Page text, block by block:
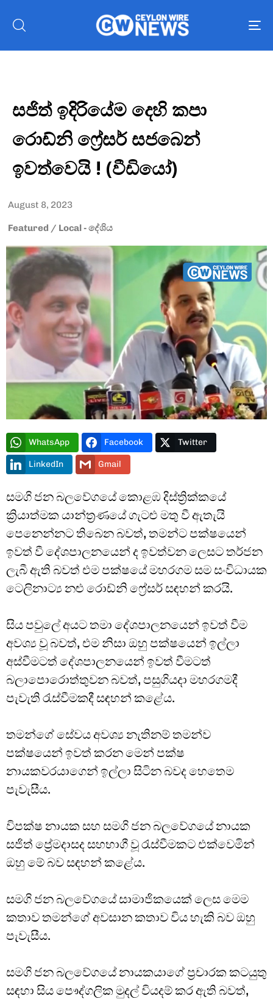
Type and hit enter
සජිත් ඉදිරියේම දෙහි කපා
රොඩ්නි ෆ්‍රේසර් සජබෙන්
ඉවත්වෙයි ! (වීඩියෝ)
August 8, 2023
Featured / Local - දේශිය
WhatsApp Facebook Twitter
LinkedIn Gmail
සමගි ජන බලවේගයේ කොළඹ දිස්ත්‍රික්කයේ
ක්‍රියාත්මක යාන්ත්‍රණයේ ගැටළු මතු වී ඇතැයි
පෙනෙන්නට තිබෙන බවත්, තමන්ට පක්ෂයෙන්
ඉවත් වී දේශපාලනයෙන් ද ඉවත්වන ලෙසට තර්ජන
ලැබී ඇති බවත් එම පක්ෂයේ මහරගම සම සංවිධායක
ටෙලිනාට්‍ය නළු රොඩ්නි ෆ්‍රේසර් සඳහන් කරයි.
සිය පවුලේ අයට තමා දේශපාලනයෙන් ඉවත් වීම
අවශ්‍ය වූ බවත්, එම නිසා ඔහු පක්ෂයෙන් ඉල්ලා
අස්වීමටත් දේශපාලනයෙන් ඉවත් වීමටත්
බලාපොරොත්තුවන බවත්, පසුගියදා මහරගමදී
පැවැති රැස්වීමකදී සඳහන් කළේය.
තමන්ගේ සේවය අවශ්‍ය නැතිනම් තමන්ව
පක්ෂයෙන් ඉවත් කරන මෙන් පක්ෂ
නායකවරයාගෙන් ඉල්ලා සිටින බවද හෙතෙම
පැවැසීය.
විපක්ෂ නායක සහ සමගි ජන බලවේගයේ නායක
සජිත් ප්‍රේමදාසද සහභාගී වූ රැස්වීමකට එක්වෙමින්
ඔහු මේ බව සඳහන් කළේය.
සමගි ජන බලවේගයේ සාමාජිකයෙක් ලෙස මෙම
කතාව තමන්ගේ අවසාන කතාව විය හැකි බව ඔහු
පැවැසීය.
සමගි ජන බලවේගයේ නායකයාගේ ප්‍රචාරක කටයුතු
සඳහා සිය පෞද්ගලික මුදල් වියදම් කර ඇති බවත්,